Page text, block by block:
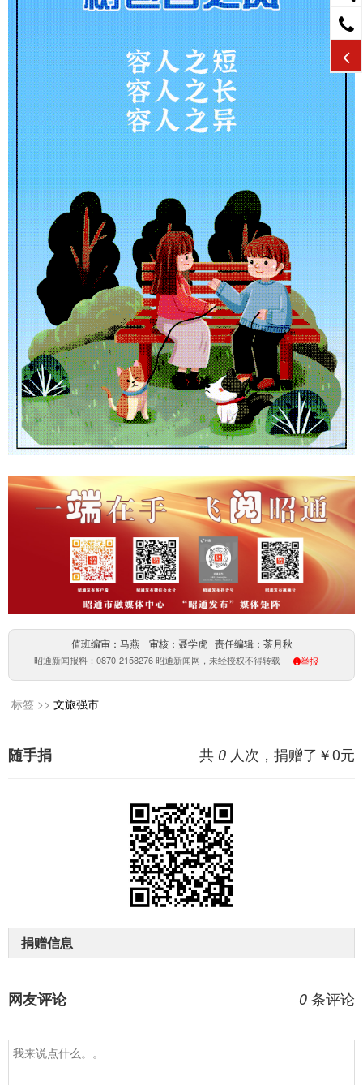
值班编审：马燕 审核：聂学虎 责任编辑：茶月秋
昭通新闻报料：0870-2158276 昭通新闻网，未经授权不得转载 举报
标签 >> 文旅强市
共 0 人次，捐赠了￥0元
随手捐
捐赠信息
0 条评论
网友评论